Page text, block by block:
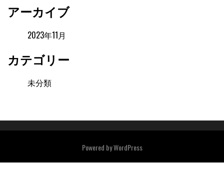
アーカイブ
2023年11月
カテゴリー
未分類
Powered byWordPress